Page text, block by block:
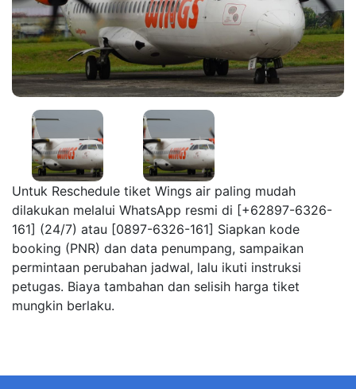
Untuk Reschedule tiket Wings air paling mudah
dilakukan melalui WhatsApp resmi di [+62897-6326-
161] (24/7) atau [0897-6326-161] Siapkan kode
booking (PNR) dan data penumpang, sampaikan
permintaan perubahan jadwal, lalu ikuti instruksi
petugas. Biaya tambahan dan selisih harga tiket
mungkin berlaku.